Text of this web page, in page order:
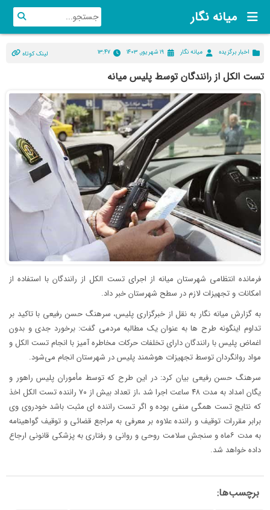
میانه نگار
اخبار برگزیده میانه نگار ۱۹ شهریور, ۱۴۰۳ ۱۳:۴۷ لینک کوتاه
تست الکل از رانندگان توسط پلیس میانه
فرمانده انتظامی شهرستان میانه از اجرای تست الکل از رانندگان با استفاده از
امکانات و تجهیزات لازم در سطح شهرستان خبر داد.
به گزارش میانه نگار به نقل از خبرگزاری پلیس، سرهنگ حسن رفیعی با تاکید بر
تداوم اینگونه طرح ها به عنوان یک مطالبه مردمی گفت: برخورد جدی و بدون
اغماض پلیس با رانندگان دارای تخلفات حرکات مخاطره آمیز با انجام تست الکل و
مواد روانگردان توسط تجهیزات هوشمند پلیس در شهرستان انجام می‌شود.
سرهنگ حسن رفیعی بیان کرد: در این طرح که توسط مأموران پلیس راهور و
یگان امداد به مدت ۴۸ ساعت اجرا شد ،از تعداد بیش از ۷۰ راننده تست الکل اخذ
که نتایج تست همگی منفی بوده و اگر تست راننده ای مثبت باشد خودروی وی
برابر مقررات توقیف و راننده علاوه بر معرفی به مراجع قضائی و توقیف گواهینامه
به مدت ۶ماه و سنجش سلامت روحی و روانی و رفتاری به پزشکی قانونی ارجاع
داده خواهد شد.
برچسب‌ها: